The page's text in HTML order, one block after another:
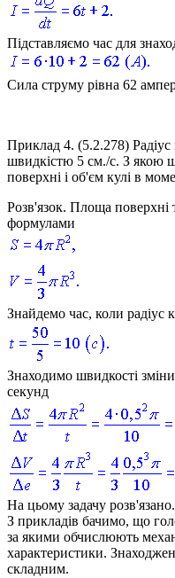
Підставляємо час для
Сила струму рівна 62
Приклад 4. (5.2.278) Радіус
швидкістю 5 см./с. З якою
поверхні і об'єм кулі в
Розв'язок. Площа поверхні
формулами
Знайдемо час, коли радіус
Знаходимо швидкості
секунд
На цьому задачу розв'язано.
З прикладів бачимо, що
за якими обчислюють
характеристики.
складним.